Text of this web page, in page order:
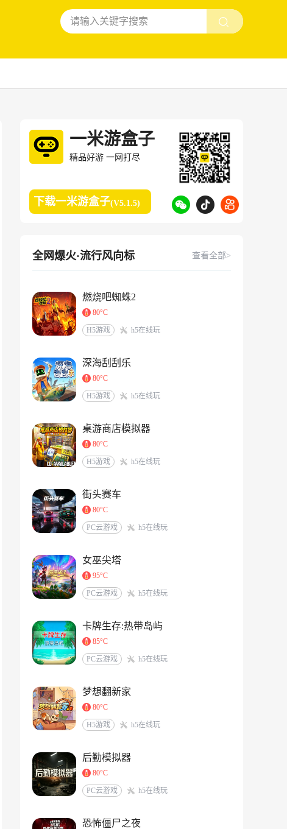
一米游盒子
精品好游 一网打尽
下载一米游盒子(V5.1.5)
全网爆火·流行风向标 查看全部>
燃烧吧蜘蛛2
80°C
H5游戏 h5在线玩
深海刮刮乐
80°C
H5游戏 h5在线玩
桌游商店模拟器
80°C
H5游戏 h5在线玩
街头赛车
80°C
PC云游戏 h5在线玩
女巫尖塔
95°C
PC云游戏 h5在线玩
卡牌生存:热带岛屿
85°C
PC云游戏 h5在线玩
梦想翻新家
80°C
H5游戏 h5在线玩
后勤模拟器
80°C
PC云游戏 h5在线玩
恐怖僵尸之夜